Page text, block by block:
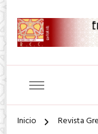
Inicio
Revista